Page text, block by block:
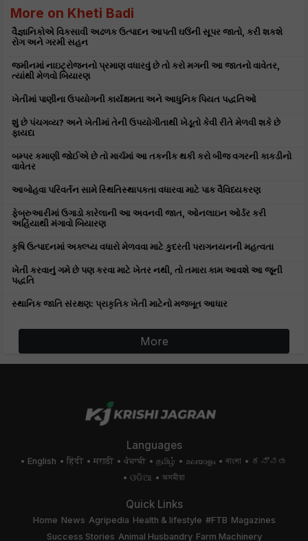
More on Kheti Badi
વૈજ્ઞાનિકોએ વિકસાવી અઢળક ઉત્પાદન આપતી ઘઉંની સૂપર જાતો, કરી શકશે
રોગ અને ગરમી સહન
જમીનમાં નાઇટ્રોજનનો પ્રમાણ વધારવું છે તો કરો મગની આ જાતનો વાવેતર,
ત્યાંથી મેળવો બિયારણ
ખેતીમાં પાણીના ઉપયોગની કાર્યક્ષમતા અને આધુનિક પિયત પદ્ધતિઓ
શું છે પંચગવ્ય? અને ખેતીમાં તેની ઉપયોગીતાથી ખેડૂતો કેવી રીતે મેળવી શકે છે
ફાયદા
બમ્પર કમાણી જોઈએ છે તો માર્ચમાં આ તકનીક થકી કરો બીજ વગરની કાકડીનો
વાવેતર
આબોહવા પરિવર્તન સામે સ્થિતિસ્થાપકતા વધારવા માટે પાક વૈવિધ્યકરણ
ફેબ્રુઆરીમાં ઉગાડો કારેલાની આ અવનવી જાત, ઓનલાઇન ઓર્ડર કરી
અહિંયાથી મંગાવો બિયારણ
કૃષિ ઉત્પાદનમાં અક્લ્પ્ય વધારો મેળવવા માટે કુદરતી પરાગનયનની મહત્વતા
ખેતી કરવાનું ગમે છે પણ કરવા માટે ખેતર નથી, તો તમારા કામ આવશે આ જૂની
પદ્ધતિ
સ્થાનિક જાતિ સંરક્ષણ: પ્રાકૃતિક ખેતી માટેનો મજબૂત આધાર
More
Languages
English हिंदी मराठी ਪੰਜਾਬੀ தமிழ் മലയാളം বাংলা
ಕನ್ನಡ
ଓଡିଆ
অসমীয়া
Quick Links
Home News Agripedia Health & lifestyle #FTB Magazines
Success Stories Animal Husbandry Farm Machinery